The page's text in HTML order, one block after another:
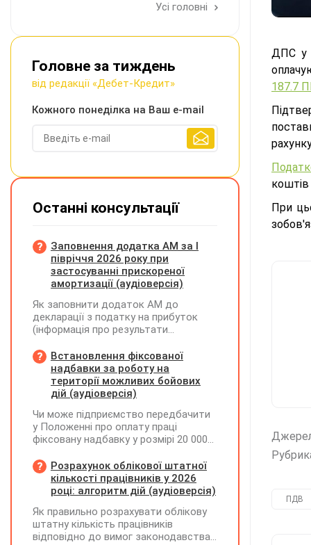
ДПС у
187.7
коштів
При
ПДВ
Усі головні
Головне за тиждень
від редакції «Дебет-Кредит»
Кожного понеділка на Ваш e-mail
Останні консультації
Заповнення додатка АМ за І
півріччя 2026 року при
застосуванні прискореної
амортизації (аудіоверсія)
Як заповнити додаток АМ до
декларації з податку на прибуток
(інформація про результати
Чи потрібно для цього брати дані
станом на 01.01.2026 р.? Якщо до
окремих верстатів групи 4
застосовується прискорена
вартість усіх таких верстатів на
початок і кінець звітного періоду?
При цьому щодо частини верстатів
прискореної амортизації прийнято з
01.01.2025 р., а щодо інших — з
01.01.2026 р.
Встановлення фіксованої
надбавки за роботу на
території можливих бойових
дій (аудіоверсія)
Чи може підприємство передбачити
у Положенні про оплату праці
фіксовану надбавку у розмірі 20 000
бойових дій, якщо для окремих
посад вона перевищуватиме 50%
посадового окладу?
Розрахунок облікової штатної
кількості працівників у 2026
році: алгоритм дій (аудіоверсія)
Як правильно розрахувати облікову
штатну кількість працівників
відповідно до вимог законодавства